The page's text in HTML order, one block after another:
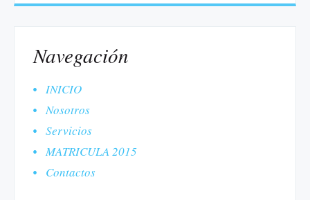
Navegación
INICIO
Nosotros
Servicios
MATRICULA 2015
Contactos